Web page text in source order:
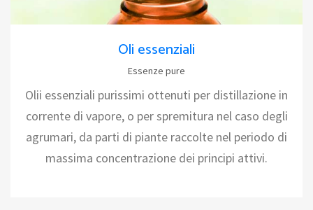
Oli essenziali
Essenze pure
Olii essenziali purissimi ottenuti per distillazione in
corrente di vapore, o per spremitura nel caso degli
agrumari, da parti di piante raccolte nel periodo di
massima concentrazione dei principi attivi.